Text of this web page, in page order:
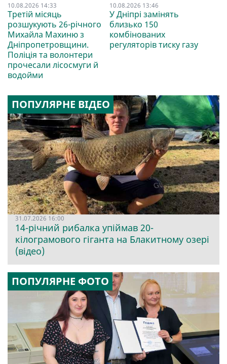
10.08.2026 14:33
Третій місяць
розшукують 26-річного
Михайла Махиню з
Дніпропетровщини.
Поліція та волонтери
прочесали лісосмуги й
водойми
10.08.2026 13:46
У Дніпрі замінять
близько 150
комбінованих
регуляторів тиску газу
ПОПУЛЯРНЕ ВІДЕО
31.07.2026 16:00
14-річний рибалка упіймав 20-
кілограмового гіганта на Блакитному озері
(відео)
ПОПУЛЯРНЕ ФОТО